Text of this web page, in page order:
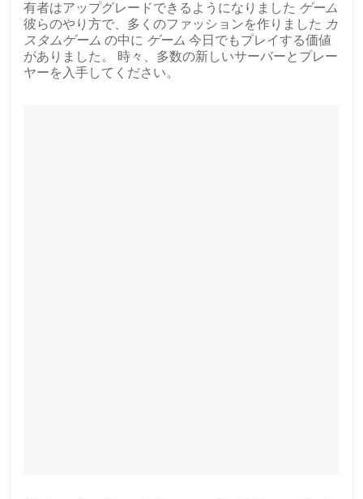
有者はアップグレードできるようになりました ゲーム
彼らのやり方で、多くのファッションを作りました カ
スタムゲーム の中に ゲーム 今日でもプレイする価値
がありました。
時々、多数の新しいサーバーとプレー
ヤーを入手してください。